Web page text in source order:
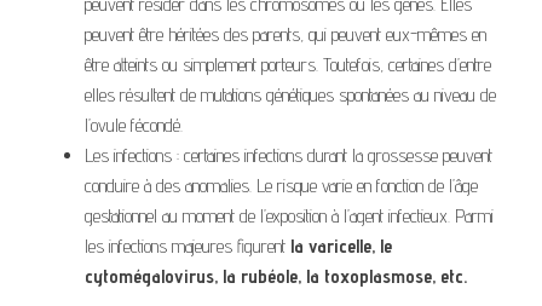
peuvent être héritées des parents, qui peuvent eux-mêmes en
être atteints ou simplement porteurs. Toutefois, certaines d’entre
elles résultent de mutations génétiques spontanées au niveau de
l’ovule fécondé.
Les infections : certaines infections durant la grossesse peuvent
conduire à des anomalies. Le risque varie en fonction de l’âge
gestationnel au moment de l’exposition à l’agent infectieux. Parmi
les infections majeures figurent la varicelle, le
cytomégalovirus, la rubéole, la toxoplasmose, etc.